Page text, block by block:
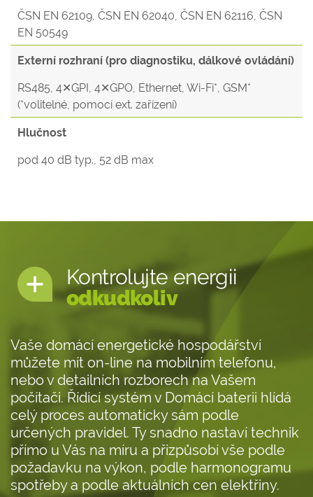
ČSN EN 62109, ČSN EN 62040, ČSN EN 62116, ČSN
EN 50549
Externí rozhraní (pro diagnostiku, dálkové ovládání)
RS485, 4✕GPI, 4✕GPO, Ethernet, Wi-Fi*, GSM*
(*volitelné, pomocí ext. zařízení)
Hlučnost
pod 40 dB typ., 52 dB max
Kontrolujte energii
odkudkoliv
Vaše domácí energetické hospodářství
můžete mít on-line na mobilním telefonu,
nebo v detailních rozborech na Vašem
počítači. Řídící systém v Domácí baterii hlídá
celý proces automaticky sám podle
určených pravidel. Ty snadno nastaví technik
přímo u Vás na míru a přizpůsobí vše podle
požadavku na výkon, podle harmonogramu
spotřeby a podle aktuálních cen elektřiny.